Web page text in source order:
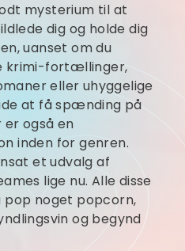
Swedish
mysterium til at
dig og holde dig
uanset om du
krimi-fortællinger,
eller uhyggelige
at få spænding på
også en
inden for genren.
et udvalg af
lige nu. Alle disse
noget popcorn,
og begynd